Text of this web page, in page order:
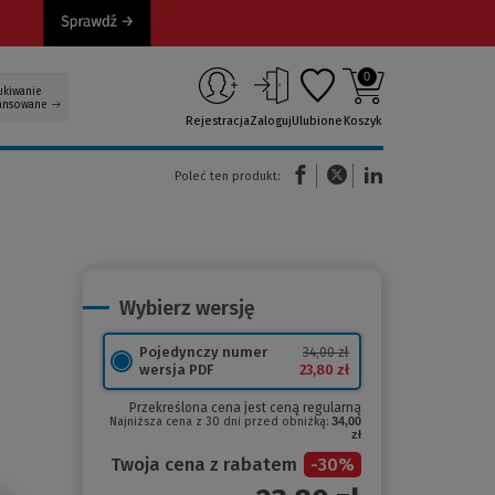
RejestracjaZalogujUlubione
0
Koszyk
Poleć ten produkt:
(Nowe okno)(Link do innej strony)
Wybierz wersję
Pojedynczy numer
wersja PDF
34,00 zł
23,80 zł
Przekreślona cena jest ceną regularną
Najniższa cena z 30 dni przed obniżką: 34,00
zł
Twoja cena z rabatem -30%